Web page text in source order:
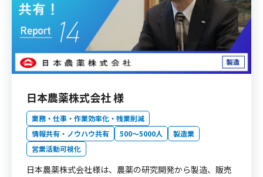
日本農薬株式会社 様
業務・仕事・作業効率化・残業削減
情報共有・ノウハウ共有
500〜5000人
製造業
営業活動可視化
日本農薬株式会社様は、農薬の研究開発から製造、販売